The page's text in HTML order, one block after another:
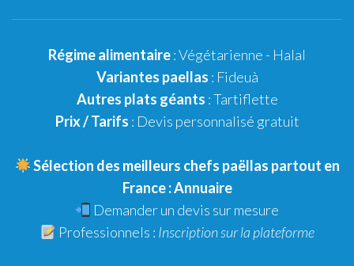
Régime alimentaire:Végétarienne - Halal
Variantes paellas : Fideuà
Autres plats géants : Tartiflette
Prix / Tarifs : Devis personnalisé gratuit
Sélection des meilleurs chefs paëllas partout en
France :Annuaire
Demander un devis sur mesure
Professionnels : Inscription sur la plateforme